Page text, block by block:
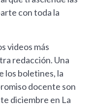
con toda la
videos más
redacción. Una
los boletines, la
docente son
diciembre en La